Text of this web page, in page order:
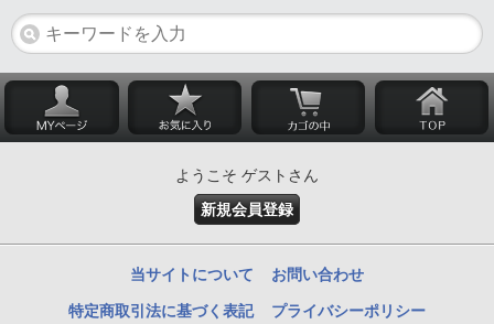
ようこそ ゲストさん
新規会員登録
当サイトについて お問い合わせ
特定商取引法に基づく表記 プライバシーポリシー